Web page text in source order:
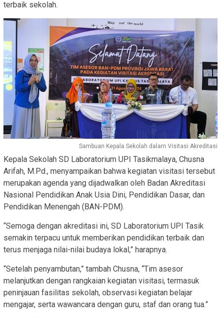
terbaik sekolah.
Sambuan Kepala Sekolah dalam Visitasi Akreditasi
Kepala Sekolah SD Laboratorium UPI Tasikmalaya, Chusna
Arifah, M.Pd., menyampaikan bahwa kegiatan visitasi tersebut
merupakan agenda yang dijadwalkan oleh Badan Akreditasi
Nasional Pendidikan Anak Usia Dini, Pendidikan Dasar, dan
Pendidikan Menengah (BAN-PDM).
“Semoga dengan akreditasi ini, SD Laboratorium UPI Tasik
semakin terpacu untuk memberikan pendidikan terbaik dan
terus menjaga nilai-nilai budaya lokal,” harapnya.
“Setelah penyambutan,” tambah Chusna, “Tim asesor
melanjutkan dengan rangkaian kegiatan visitasi, termasuk
peninjauan fasilitas sekolah, observasi kegiatan belajar
mengajar, serta wawancara dengan guru, staf dan orang tua.”